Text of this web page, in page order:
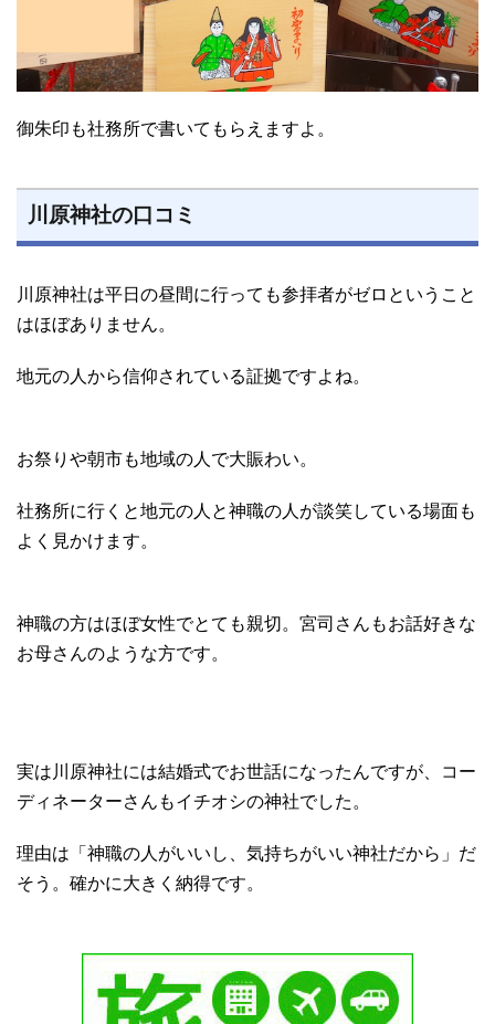
御朱印も社務所で書いてもらえますよ。
川原神社の口コミ
川原神社は平日の昼間に行っても参拝者がゼロということ
はほぼありません。
地元の人から信仰されている証拠ですよね。
お祭りや朝市も地域の人で大賑わい。
社務所に行くと地元の人と神職の人が談笑している場面も
よく見かけます。
神職の方はほぼ女性でとても親切。宮司さんもお話好きな
お母さんのような方です。
実は川原神社には結婚式でお世話になったんですが、コー
ディネーターさんもイチオシの神社でした。
理由は「神職の人がいいし、気持ちがいい神社だから」だ
そう。確かに大きく納得です。